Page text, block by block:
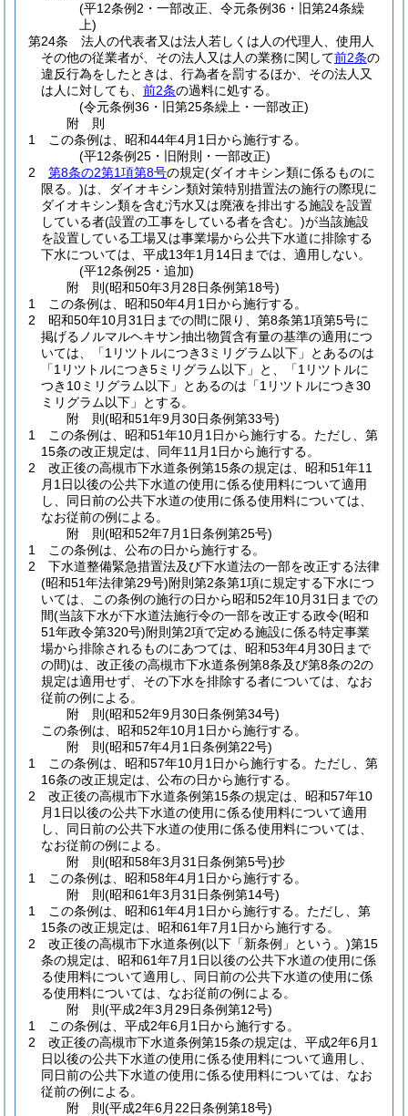
(平12条例2・一部改正、令元条例36・旧第24条繰
上)
第24条
法人の代表者又は法人若しくは人の代理人、使用人
その他の従業者が、その法人又は人の業務に関して前2条の
違反行為をしたときは、行為者を罰するほか、その法人又
は人に対しても、 前2条の過料に処する。
(令元条例36・旧第25条繰上・一部改正)
附 則
1
この条例は、昭和44年4月1日から施行する。
(平12条例25・旧附則・一部改正)
2
第8条の2第1項第8号の規定(ダイオキシン類に係るものに
限る。)は、ダイオキシン類対策特別措置法の施行の際現に
ダイオキシン類を含む汚水又は廃液を排出する施設を設置
している者(設置の工事をしている者を含む。)が当該施設
を設置している工場又は事業場から公共下水道に排除する
下水については、平成13年1月14日までは、適用しない。
(平12条例25・追加)
附 則(昭和50年3月28日条例第18号)
1
この条例は、昭和50年4月1日から施行する。
2
昭和50年10月31日までの間に限り、第8条第1項第5号に
掲げるノルマルヘキサン抽出物質含有量の基準の適用につ
いては、「1リツトルにつき3ミリグラム以下」とあるのは
「1リツトルにつき5ミリグラム以下」と、「1リツトルに
つき10ミリグラム以下」とあるのは「1リツトルにつき30
ミリグラム以下」とする。
附 則(昭和51年9月30日条例第33号)
1
この条例は、昭和51年10月1日から施行する。 ただし、第
15条の改正規定は、同年11月1日から施行する。
2
改正後の高槻市下水道条例第15条の規定は、昭和51年11
月1日以後の公共下水道の使用に係る使用料について適用
し、同日前の公共下水道の使用に係る使用料については、
なお従前の例による。
附 則(昭和52年7月1日条例第25号)
1
この条例は、公布の日から施行する。
2
下水道整備緊急措置法及び下水道法の一部を改正する法律
(昭和51年法律第29号)附則第2条第1項に規定する下水につ
いては、この条例の施行の日から昭和52年10月31日までの
間(当該下水が下水道法施行令の一部を改正する政令(昭和
51年政令第320号)附則第2項で定める施設に係る特定事業
場から排除されるものにあつては、昭和53年4月30日まで
の間)は、改正後の高槻市下水道条例第8条及び第8条の2の
規定は適用せず、その下水を排除する者については、なお
従前の例による。
附 則(昭和52年9月30日条例第34号)
この条例は、昭和52年10月1日から施行する。
附 則(昭和57年4月1日条例第22号)
1
この条例は、昭和57年10月1日から施行する。 ただし、第
16条の改正規定は、公布の日から施行する。
2
改正後の高槻市下水道条例第15条の規定は、昭和57年10
月1日以後の公共下水道の使用に係る使用料について適用
し、同日前の公共下水道の使用に係る使用料については、
なお従前の例による。
附 則(昭和58年3月31日条例第5号)抄
1
この条例は、昭和58年4月1日から施行する。
附 則(昭和61年3月31日条例第14号)
1
この条例は、昭和61年4月1日から施行する。 ただし、第
15条の改正規定は、昭和61年7月1日から施行する。
2
改正後の高槻市下水道条例(以下「新条例」という。)第15
条の規定は、昭和61年7月1日以後の公共下水道の使用に係
る使用料について適用し、同日前の公共下水道の使用に係
る使用料については、なお従前の例による。
附 則(平成2年3月29日条例第12号)
1
この条例は、平成2年6月1日から施行する。
2
改正後の高槻市下水道条例第15条の規定は、平成2年6月1
日以後の公共下水道の使用に係る使用料について適用し、
同日前の公共下水道の使用に係る使用料については、なお
従前の例による。
附 則(平成2年6月22日条例第18号)